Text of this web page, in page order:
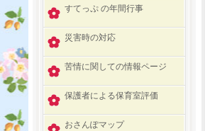
すてっぷ の年間行事
災害時の対応
苦情に関しての情報ページ
保護者による保育室評価
おさんぽマップ